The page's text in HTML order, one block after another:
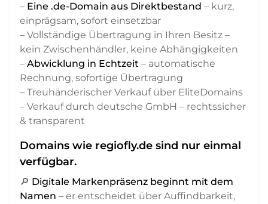
– Eine .de-Domain aus Direktbestand – kurz,
einprägsam, sofort einsetzbar
– Vollständige Übertragung in Ihren Besitz –
kein Zwischenhändler, keine Abhängigkeiten
– Abwicklung in Echtzeit – automatische
Rechnung, sofortige Übertragung
– Treuhänderischer Verkauf über EliteDomains
– Verkauf durch deutsche GmbH – rechtssicher
& transparent
Domains wie regiofly.de sind nur einmal
verfügbar.
🔎 Digitale Markenpräsenz beginnt mit dem
Namen – er entscheidet über Auffindbarkeit,